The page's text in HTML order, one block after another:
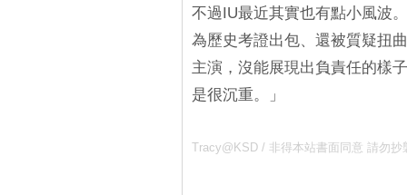
不過IU最近其實也有點小風波
為歷史考證出包、還被質疑扭
主演，沒能展現出負責任的樣
是很沉重。」
Tracy@KSD / 非得本站書面同意 請勿